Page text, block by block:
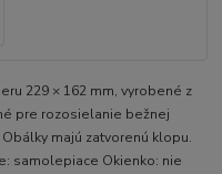
229 × 162 mm, vyrobené z
pre rozosielanie bežnej
majú zatvorenú klopu.
samolepiace Okienko: nie